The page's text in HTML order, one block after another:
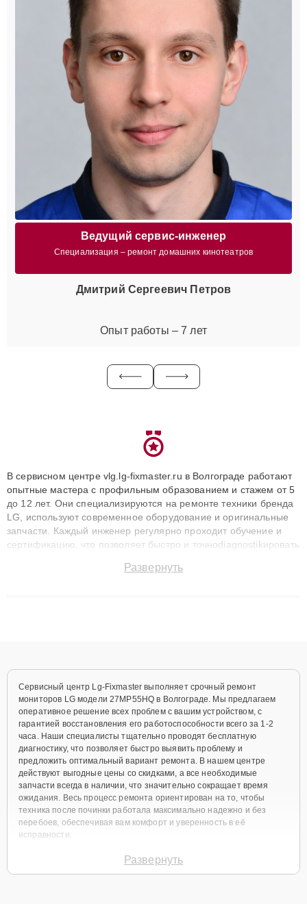
Ведущий сервис-инженер
Специализация – ремонт домашних кинотеатров
Дмитрий Сергеевич Петров
Опыт работы – 7 лет
В сервисном центре vlg.lg-fixmaster.ru в Волгограде работают
опытные мастера с профильным образованием и стажем от 5
до 12 лет. Они специализируются на ремонте техники бренда
LG, используют современное оборудование и оригинальные
запчасти. Каждый инженер регулярно проходит обучение и
сертификацию, что позволяет быстро и точноdiagnostikировать
до 3 лет. Наши мастера решают сложные случаи: от замены
Развернуть
Сервисный центр Lg-Fixmaster выполняет срочный ремонт
мониторов LG модели 27MP55HQ в Волгограде. Мы предлагаем
оперативное решение всех проблем с вашим устройством, с
гарантией восстановления его работоспособности всего за 1-2
часа. Наши специалисты тщательно проводят бесплатную
диагностику, что позволяет быстро выявить проблему и
предложить оптимальный вариант ремонта. В нашем центре
действуют выгодные цены со скидками, а все необходимые
запчасти всегда в наличии, что значительно сокращает время
ожидания. Весь процесс ремонта ориентирован на то, чтобы
техника после починки работала максимально надежно и без
перебоев, обеспечивая вам комфорт и уверенность в её
исправности.
Виды используемых
Развернуть